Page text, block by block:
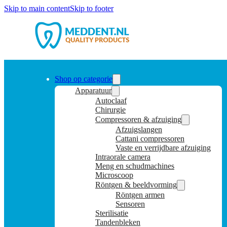
Skip to main contentSkip to footer
Shop op categorie
Apparatuur
Autoclaaf
Chirurgie
Compressoren & afzuiging
Afzuigslangen
Cattani compressoren
Vaste en verrijdbare afzuiging
Intraorale camera
Meng en schudmachines
Microscoop
Röntgen & beeldvorming
Röntgen armen
Sensoren
Sterilisatie
Tandenbleken